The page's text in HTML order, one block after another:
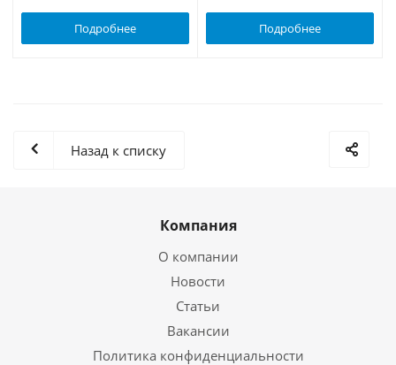
Подробнее Подробнее
Назад к списку
Компания
О компании
Новости
Статьи
Вакансии
Политика конфиденциальности